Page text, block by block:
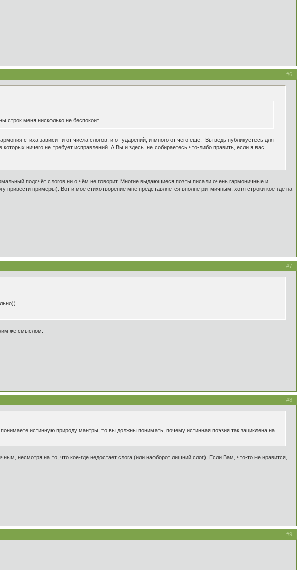
#6
строк меня нисколько не беспокоит.
стиха зависит и от числа слогов, и от ударений, и много от чего еще. Вы ведь публикуетесь для
ничего не требует исправлений. А Вы и здесь не собираетесь что-либо править, если я вас
подсчёт слогов ни о чём не говорит. Многие выдающиеся поэты писали очень гармоничные и
привести примеры). Вот и моё стихотворение мне представляется вполне ритмичным, хотя строки кое-где на
#7
же смыслом.
#8
истинную природу мантры, то вы должны понимать, почему истинная поэзия так зациклена на
несмотря на то, что кое-где недостает слога (или наоборот лишний слог). Если Вам, что-то не нравится,
#9